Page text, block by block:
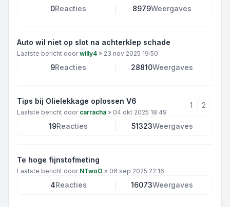
0Reacties 8979Weergaves
Auto wil niet op slot na achterklep schade
Laatste bericht doorwilly4 » 23 nov 2025 19:50
9Reacties 28810Weergaves
Tips bij Olielekkage oplossen V6
Laatste bericht door carracha » 04 okt 2025 18:49
1 2
19Reacties 51323Weergaves
Te hoge fijnstofmeting
Laatste bericht door NTwoO » 06 sep 2025 22:16
4Reacties 16073Weergaves